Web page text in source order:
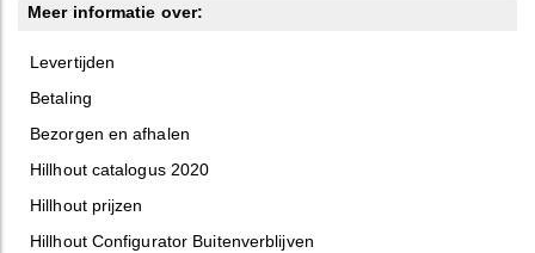
Meer informatie over:
Levertijden
Betaling
Bezorgen en afhalen
Hillhout catalogus 2020
Hillhout prijzen
Hillhout Configurator Buitenverblijven